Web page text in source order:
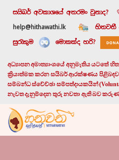
සයිබර් අවකාශයේ අතරමං වුනාද?
help@hithawathi.lk
හිතවතී
සුරැකුම
මොකක්ද හරි?
අධ්‍යාපන අමාත්‍යාංශයේ අනුමැතිය යටතේ
ක්‍රියාත්මක කරන සයිබර් ආරක්ෂණය පිළිබඳව
සම්බන්ධ ස්වේච්ඡා සම්පත්දායකයින්
නැවත දැනුම්දෙන තුරු නවතා ඇති බව